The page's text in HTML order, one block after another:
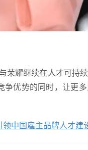
荣耀继续在人才可持
争优势的同时，让更
中国雇主品牌人才建